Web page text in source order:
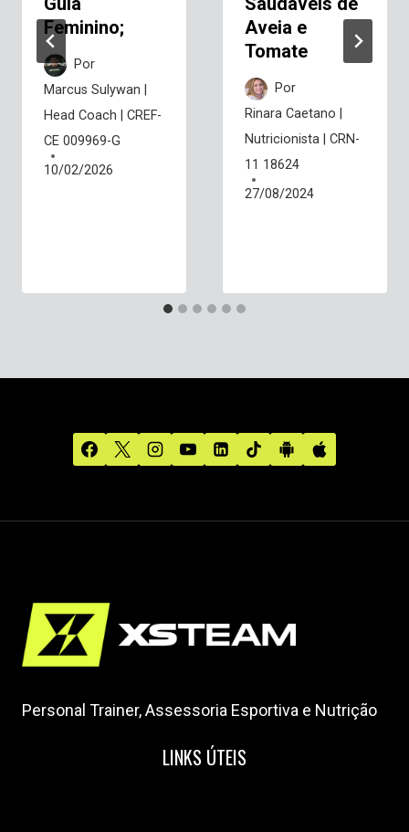
Feminino;
Por
Marcus Sulywan |
Head Coach | CREF-
CE 009969-G
10/02/2026
Aveia e
Tomate
Por
Rinara Caetano |
Nutricionista | CRN-
11 18624
27/08/2024
Personal Trainer, Assessoria Esportiva e Nutrição
LINKS ÚTEIS